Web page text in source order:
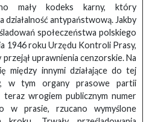
mały kodeks karny, który
działalność antypaństwową. Jakby
społeczeństwa polskiego
1946 roku Urzędu Kontroli Prasy,
uprawnienia cenzorskie. Na
między innymi działające do tej
w tym organy prasowe partii
teraz wrogiem publicznym numer
w prasie, rzucano wymyślone